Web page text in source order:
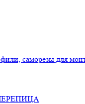
саморезы для